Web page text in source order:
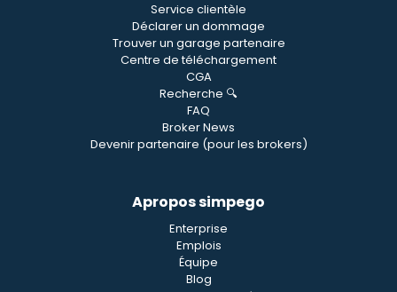
Service clientèle
Déclarer un dommage
Trouver un garage partenaire
Centre de téléchargement
CGA
Recherche 🔍
FAQ
Broker News
Devenir partenaire (pour les brokers)
Apropos simpego
Enterprise
Emplois
Équipe
Blog